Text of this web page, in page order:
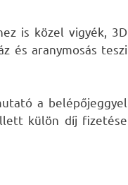
is közel vigyék, 3D
és aranymosás teszi
a belépőjeggyel
külön díj fizetése